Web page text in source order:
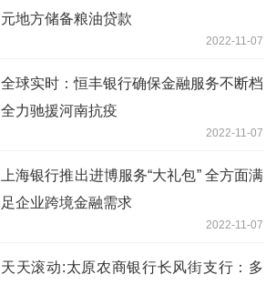
元地方储备粮油贷款
2022-11-07
全球实时：恒丰银行确保金融服务不断档
全力驰援河南抗疫
2022-11-07
上海银行推出进博服务“大礼包” 全方面满
足企业跨境金融需求
2022-11-07
天天滚动:太原农商银行长风街支行：多